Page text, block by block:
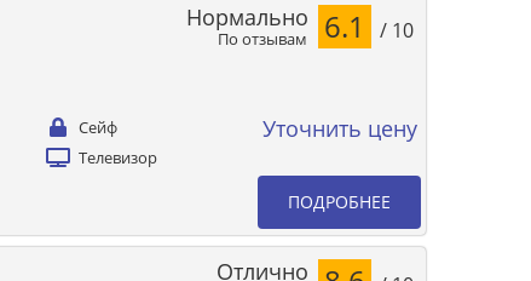
Сейф
Телевизор
По отзывам
Нормально 6.1 / 10
Уточнить цену
ПОДРОБНЕЕ
Отлично